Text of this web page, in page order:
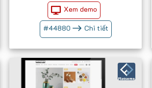
Xem demo
#44880 Chi tiết